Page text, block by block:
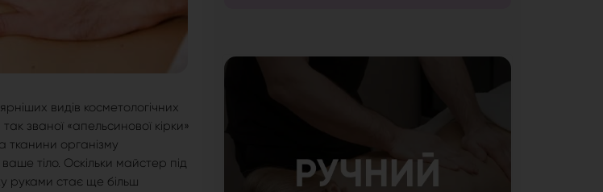
видів косметологічних
званої «апельсинової кірки»
тканини організму
тіло. Оскільки майстер під
руками стає ще більш